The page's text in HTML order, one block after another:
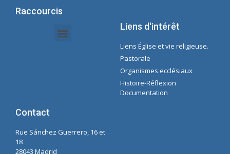
Raccourcis
Liens d'intérêt
Liens Église et vie religieuse.
Pastorale
Organismes ecclésiaux
Histoire-Réflexion
Documentation
Contact
Rue Sánchez Guerrero, 16 et
18
28043 Madrid